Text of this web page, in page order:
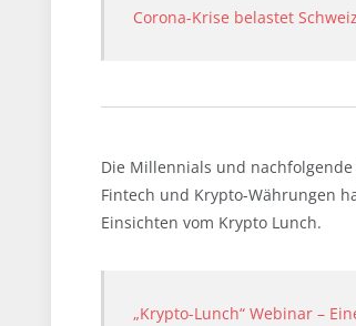
Corona-Krise belastet
Die Millennials und
Fintech und Krypto-Währungen
Einsichten vom Krypto Lunch.
„Krypto-Lunch“ Webinar –